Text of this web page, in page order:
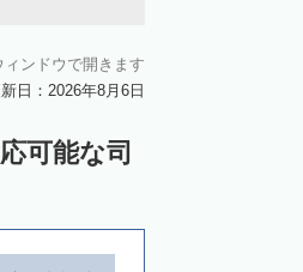
ンドウで開きます
日：2026年8月6日
可能な司